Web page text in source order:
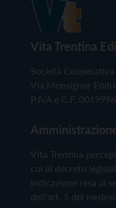
Vita Trentina
Società Cooperativa
Via Monsignor
P.IVA e C.F.
Vita Trentina
cui al decreto
Indicazione resa ai
dell'art. 5 del